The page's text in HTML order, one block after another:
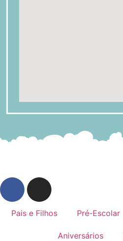
Pais e Filhos Pré-Escolar
Aniversários